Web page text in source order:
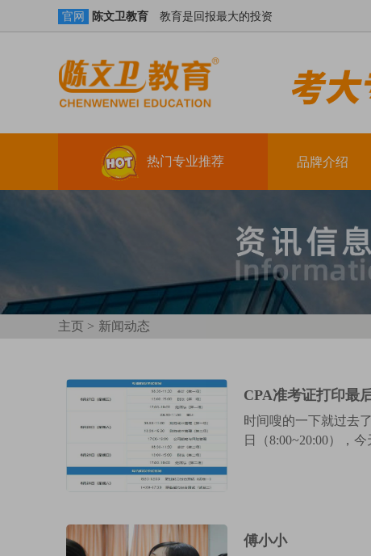
官网 陈文卫教育 教育是回报最大的投资
热门专业推荐
技能+学籍（学习时间：三年）
真账实操
技能+创就业（3-4个月）
技能+创就业（4-5个月）
中级会计师
技能+考证（4-5个月）
技能+创就业（3个月）
品牌介绍
主页 > 新闻动态
时间嗖的一下就过去
日（8:00~20:00），
傅小小